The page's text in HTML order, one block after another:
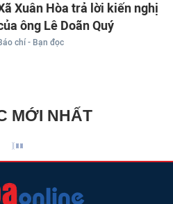
Xuân Hòa trả lời kiến nghị
ông Lê Doãn Quý
chí - Bạn đọc
MỚI NHẤT